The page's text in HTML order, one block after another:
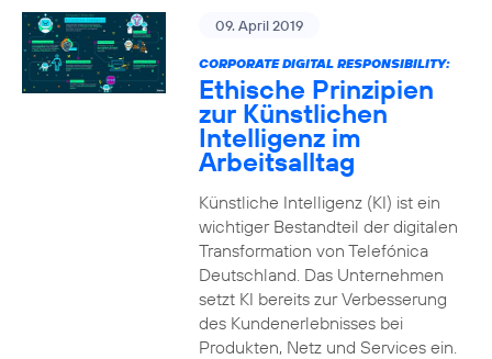
09. April 2019
CORPORATE DIGITAL RESPONSIBILITY:
Ethische Prinzipien
zur Künstlichen
Intelligenz im
Arbeitsalltag
Künstliche Intelligenz (KI) ist ein
wichtiger Bestandteil der digitalen
Transformation von Telefónica
Deutschland. Das Unternehmen
setzt KI bereits zur Verbesserung
des Kundenerlebnisses bei
Produkten, Netz und Services ein.